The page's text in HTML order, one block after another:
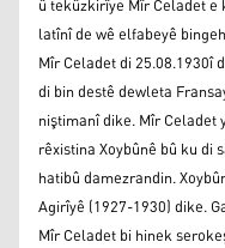
û tekûzkirîye Mîr Celadet
latînî de wê elfabeyê
Mîr Celadet di 25.08.1930î
di bin destê dewleta
niştimanî dike. Mîr Celadet
rêxistina Xoybûnê bû ku di
hatibû damezrandin.
Agirîyê (1927-1930) dike.
Mîr Celadet bi hinek